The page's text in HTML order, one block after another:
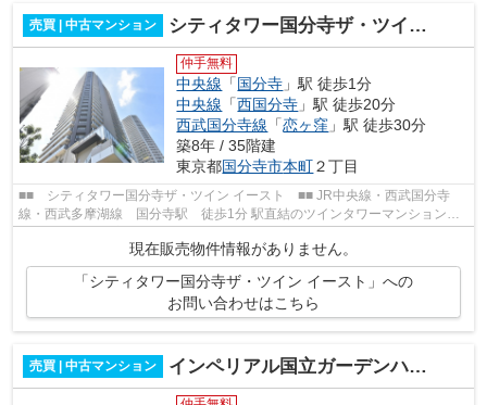
売買 | 中古マンション シティタワー国分寺ザ・ツイン イースト
仲手無料
中央線 「国分寺 」駅 徒歩1分
中央線 「西国分寺 」駅 徒歩20分
西武国分寺線 「恋ヶ窪 」駅 徒歩30分
築8年 / 35階建
東京都国分寺市本町２丁目
■■ シティタワー国分寺ザ・ツイン イースト ■■ JR中央線・西武国分寺
線・西武多摩湖線 国分寺駅 徒歩1分 駅直結のツインタワーマンションで
す！ 2018年3月完成 鉄筋コンクリー...
現在販売物件情報がありません。
「シティタワー国分寺ザ・ツイン イースト」への
お問い合わせはこちら
売買 | 中古マンション インペリアル国立ガーデンハウス東館